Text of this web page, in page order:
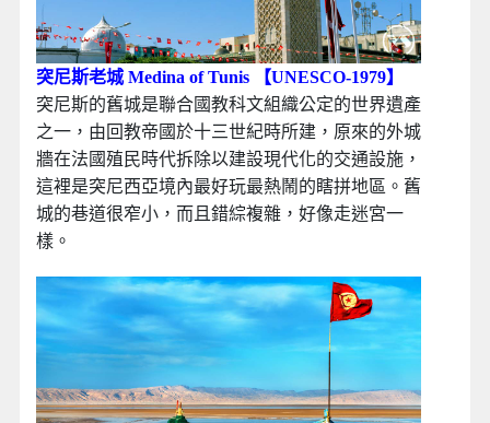
突尼斯老城 Medina of Tunis 【UNESCO-1979】
突尼斯的舊城是聯合國教科文組織公定的世界遺產
之一，由回教帝國於十三世紀時所建，原來的外城
牆在法國殖民時代拆除以建設現代化的交通設施，
這裡是突尼西亞境內最好玩最熱鬧的瞎拼地區。舊
城的巷道很窄小，而且錯綜複雜，好像走迷宮一
樣。